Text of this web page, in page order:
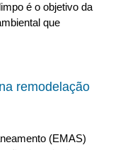
é o objetivo da
que
remodelação
(EMAS)